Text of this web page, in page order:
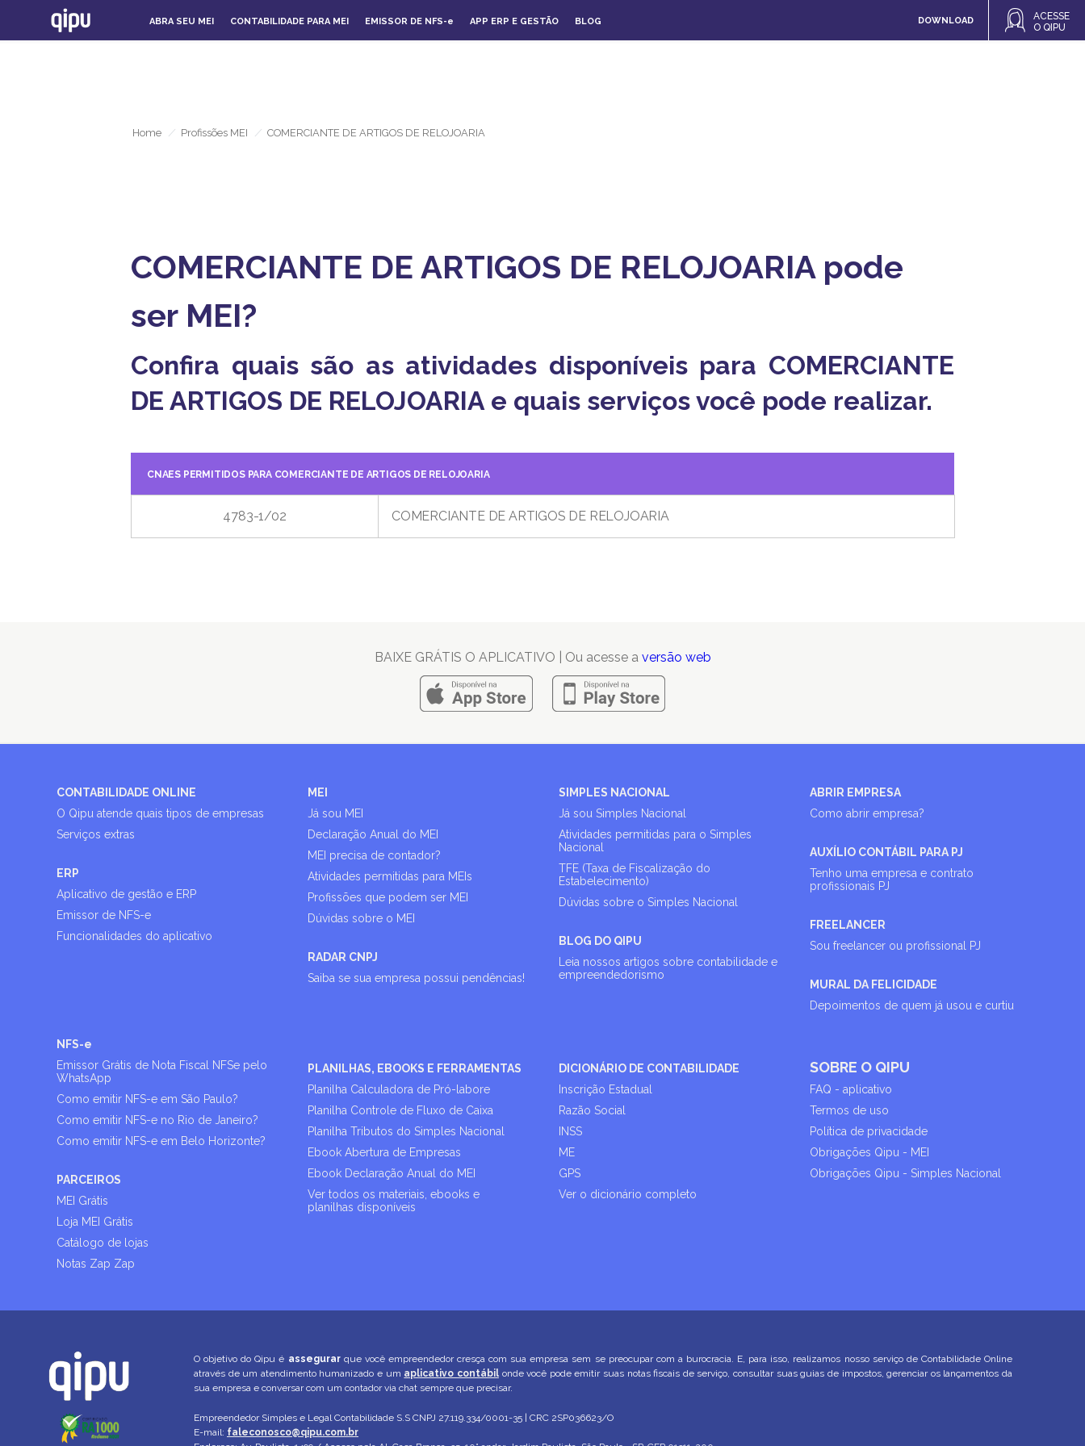
Home / Profissões MEI / COMERCIANTE DE ARTIGOS DE RELOJOARIA
ABRA SEU MEI CONTABILIDADE PARA MEI EMISSOR DE NFS-e APP ERP E GESTÃO BLOG DOWNLOAD
ACESSE
O QIPU
COMERCIANTE DE ARTIGOS DE RELOJOARIA pode
ser MEI?
Confira quais são as atividades disponíveis para COMERCIANTE
DE ARTIGOS DE RELOJOARIA e quais serviços você pode realizar.
CNAES PERMITIDOS PARA COMERCIANTE DE ARTIGOS DE RELOJOARIA
4783-1/02 COMERCIANTE DE ARTIGOS DE RELOJOARIA
BAIXE GRÁTIS O APLICATIVO | Ou acesse a versão web
CONTABILIDADE ONLINE
O Qipu atende quais tipos de empresas
Serviços extras
ERP
Aplicativo de gestão e ERP
Emissor de NFS-e
Funcionalidades do aplicativo
MEI
Já sou MEI
Declaração Anual do MEI
MEI precisa de contador?
Atividades permitidas para MEIs
Profissões que podem ser MEI
Dúvidas sobre o MEI
RADAR CNPJ
Saiba se sua empresa possui pendências!
SIMPLES NACIONAL
Já sou Simples Nacional
Atividades permitidas para o Simples
Nacional
TFE (Taxa de Fiscalização do
Estabelecimento)
Dúvidas sobre o Simples Nacional
BLOG DO QIPU
Leia nossos artigos sobre contabilidade e
empreendedorismo
ABRIR EMPRESA
Como abrir empresa?
AUXÍLIO CONTÁBIL PARA PJ
Tenho uma empresa e contrato
profissionais PJ
FREELANCER
Sou freelancer ou profissional PJ
MURAL DA FELICIDADE
Depoimentos de quem já usou e curtiu
NFS-e
Emissor Grátis de Nota Fiscal NFSe pelo
WhatsApp
Como emitir NFS-e em São Paulo?
Como emitir NFS-e no Rio de Janeiro?
Como emitir NFS-e em Belo Horizonte?
PARCEIROS
MEI Grátis
Loja MEI Grátis
Catálogo de lojas
Notas Zap Zap
PLANILHAS, EBOOKS E FERRAMENTAS
Planilha Calculadora de Pró-labore
Planilha Controle de Fluxo de Caixa
Planilha Tributos do Simples Nacional
Ebook Abertura de Empresas
Ebook Declaração Anual do MEI
Ver todos os materiais, ebooks e
planilhas disponíveis
DICIONÁRIO DE CONTABILIDADE
Inscrição Estadual
Razão Social
INSS
ME
GPS
Ver o dicionário completo
SOBRE O QIPU
FAQ - aplicativo
Termos de uso
Política de privacidade
Obrigações Qipu - MEI
Obrigações Qipu - Simples Nacional
O objetivo do Qipu é assegurarque você empreendedor cresça com sua empresa sem se preocupar com a burocracia. E, para isso, realizamos nosso serviço de Contabilidade Online
através de um atendimento humanizado e um aplicativo contábilonde você pode emitir suas notas fiscais de serviço, consultar suas guias de impostos, gerenciar os lançamentos da
sua empresa e conversar com um contador via chat sempre que precisar.
Empreendedor Simples e Legal Contabilidade S.S CNPJ 27.119.334/0001-35 | CRC 2SP036623/O
E-mail: faleconosco@qipu.com.br